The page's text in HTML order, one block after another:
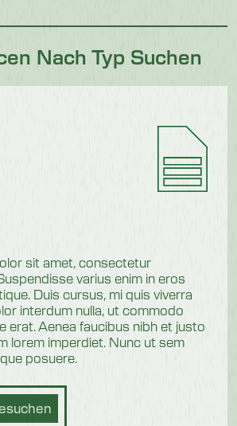
Nach Typ Suchen
sit amet, consectetur
varius enim in eros
Duis cursus, mi quis viverra
interdum nulla, ut commodo
erat. Aenea faucibus nibh et justo
lorem imperdiet. Nunc ut sem
posuere.